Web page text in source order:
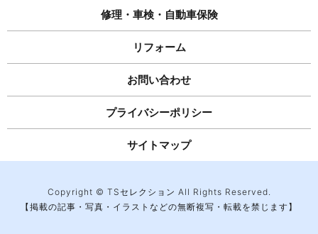
修理・車検・自動車保険
リフォーム
お問い合わせ
プライバシーポリシー
サイトマップ
Copyright © TSセレクション All Rights Reserved.
【掲載の記事・写真・イラストなどの無断複写・転載を禁じます】